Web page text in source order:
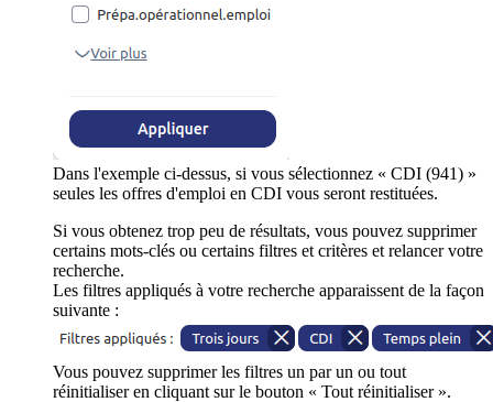
Dans l'exemple ci-dessus, si vous sélectionnez « CDI (941) »
seules les offres d'emploi en CDI vous seront restituées.
Si vous obtenez trop peu de résultats, vous pouvez supprimer
certains mots-clés ou certains filtres et critères et relancer votre
recherche.
Les filtres appliqués à votre recherche apparaissent de la façon
suivante :
Vous pouvez supprimer les filtres un par un ou tout
réinitialiser en cliquant sur le bouton « Tout réinitialiser ».